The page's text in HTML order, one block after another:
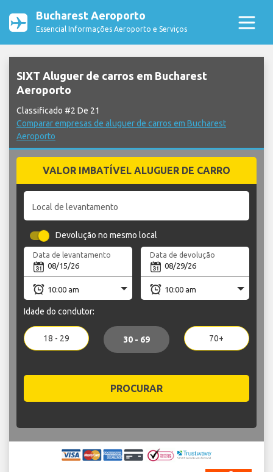
Bucharest Aeroporto
Essencial Informações Aeroporto e Serviços
SIXT Aluguer de carros em Bucharest
Aeroporto
Classificado #2 De 21
Comparar empresas de aluguer de carros em Bucharest
Aeroporto
VALOR IMBATÍVEL ALUGUER DE CARRO
Local de levantamento
Devolução no mesmo local
Data de levantamento Data de devolução
Idade do condutor:
18 - 29 30 - 69 70+
PROCURAR